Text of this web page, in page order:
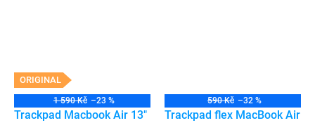
ORIGINAL
1 590 Kč –23 %
Trackpad Macbook Air 13"
590 Kč –32 %
Trackpad flex MacBook Air